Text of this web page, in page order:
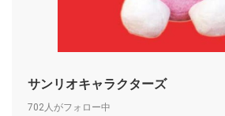
サンリオキャラクターズ
702人がフォロー中